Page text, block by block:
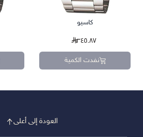
كاسيو
٣٤٥.٨٧
نفدت الكمية
العودة إلى أعلى